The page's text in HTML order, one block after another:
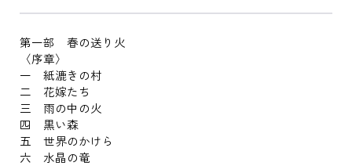
第一部 春の送り火
〈序章〉
一 紙漉きの村
二 花嫁たち
三 雨の中の火
四 黒い森
五 世界のかけら
六 水晶の竜